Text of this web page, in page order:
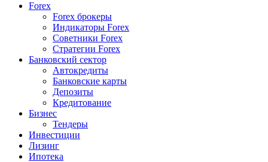
Forex
Forex брокеры
Индикаторы Forex
Советники Forex
Стратегии Forex
Банковский сектор
Автокредиты
Банковские карты
Депозиты
Кредитование
Бизнес
Тендеры
Инвестиции
Лизинг
Ипотека